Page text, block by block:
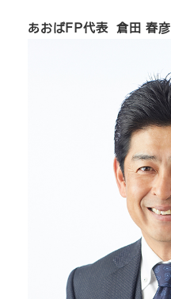
あおばFP代表 倉田 春彦